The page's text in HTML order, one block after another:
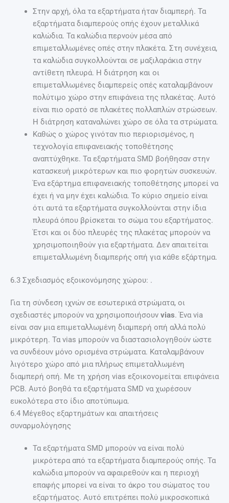
Στην αρχή, όλα τα εξαρτήματα ήταν διαμπερή. Τα
εξαρτήματα διαμπερούς οπής έχουν μεταλλικά
καλώδια. Τα καλώδια περνούν μέσα από
επιμεταλλωμένες οπές στην πλακέτα. Στη συνέχεια,
τα καλώδια συγκολλούνται σε μαξιλαράκια στην
αντίθετη πλευρά. Η διάτρηση και οι
επιμεταλλωμένες διαμπερείς οπές καταλαμβάνουν
πολύτιμο χώρο στην επιφάνεια της πλακέτας. Αυτό
είναι πιο ορατό σε πλακέτες πολλαπλών στρώσεων.
Η διάτρηση καταναλώνει χώρο σε όλα τα στρώματα.
Καθώς ο χώρος γινόταν πιο περιορισμένος, η
τεχνολογία επιφανειακής τοποθέτησης
αναπτύχθηκε. Τα εξαρτήματα SMD βοήθησαν στην
κατασκευή μικρότερων και πιο φορητών συσκευών.
Ένα εξάρτημα επιφανειακής τοποθέτησης μπορεί να
έχει ή να μην έχει καλώδια. Το κύριο σημείο είναι
ότι αυτά τα εξαρτήματα συγκολλούνται στην ίδια
πλευρά όπου βρίσκεται το σώμα του εξαρτήματος.
Έτσι και οι δύο πλευρές της πλακέτας μπορούν να
χρησιμοποιηθούν για εξαρτήματα. Δεν απαιτείται
επιμεταλλωμένη διαμπερής οπή για κάθε εξάρτημα.
6.3 Σχεδιασμός εξοικονόμησης χώρου: .
Για τη σύνδεση ιχνών σε εσωτερικά στρώματα, οι
σχεδιαστές μπορούν να χρησιμοποιήσουν vias. Ένα via
είναι σαν μια επιμεταλλωμένη διαμπερή οπή αλλά πολύ
μικρότερη. Τα vias μπορούν να διαστασιολογηθούν ώστε
να συνδέουν μόνο ορισμένα στρώματα. Καταλαμβάνουν
λιγότερο χώρο από μια πλήρως επιμεταλλωμένη
διαμπερή οπή. Με τη χρήση vias εξοικονομείται επιφάνεια
PCB. Αυτό βοηθά τα εξαρτήματα SMD να χωρέσουν
ευκολότερα στο ίδιο αποτύπωμα.
6.4 Μέγεθος εξαρτημάτων και απαιτήσεις
συναρμολόγησης
Τα εξαρτήματα SMD μπορούν να είναι πολύ
μικρότερα από τα εξαρτήματα διαμπερούς οπής. Τα
καλώδια μπορούν να αφαιρεθούν και η περιοχή
επαφής μπορεί να είναι το άκρο του σώματος του
εξαρτήματος. Αυτό επιτρέπει πολύ μικροσκοπικά